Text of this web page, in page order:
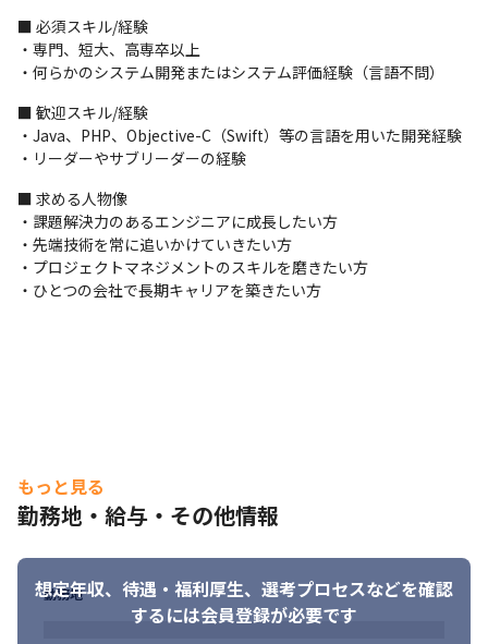
■ 必須スキル/経験
・専門、短大、高専卒以上
・何らかのシステム開発またはシステム評価経験（言語不問）
■ 歓迎スキル/経験
・Java、PHP、Objective-C（Swift）等の言語を用いた開発経験
・リーダーやサブリーダーの経験
■ 求める人物像
・課題解決力のあるエンジニアに成長したい方
・先端技術を常に追いかけていきたい方
・プロジェクトマネジメントのスキルを磨きたい方
・ひとつの会社で長期キャリアを築きたい方
もっと見る
勤務地・給与・その他情報
想定年収、待遇・福利厚生、 選考プロセスなどを確認
するには会員登録が必要です
勤務地